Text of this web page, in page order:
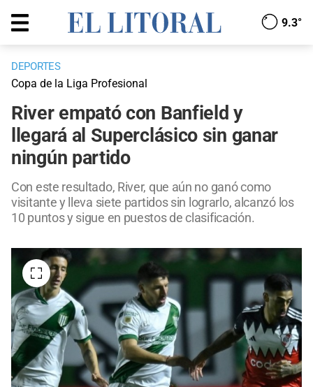
9.3°
DEPORTES
Copa de la Liga Profesional
River empató con Banfield y
llegará al Superclásico sin ganar
ningún partido
Con este resultado, River, que aún no ganó como
visitante y lleva siete partidos sin lograrlo, alcanzó los
10 puntos y sigue en puestos de clasificación.